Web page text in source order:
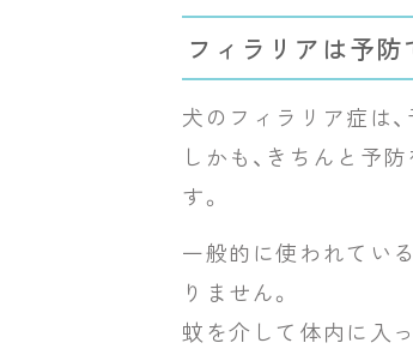
フィラリアは予防
犬のフィラリア症は
しかも、きちんと予
す。
一般的に使われてい
りません。
蚊を介して体内に入